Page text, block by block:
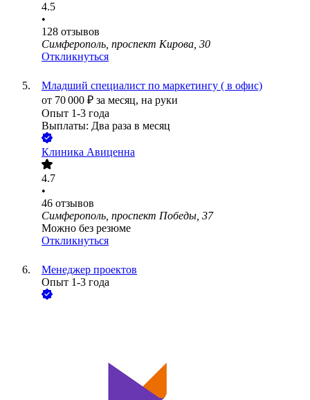
4.5
•
128 отзывов
Симферополь, проспект Кирова, 30
Откликнуться
Младший специалист по маркетингу ( в офис)
от 70 000 ₽ за месяц, на руки
Опыт 1-3 года
Выплаты: Два раза в месяц
Клиника Авиценна
4.7
•
46 отзывов
Симферополь, проспект Победы, 37
Можно без резюме
Откликнуться
Менеджер проектов
Опыт 1-3 года